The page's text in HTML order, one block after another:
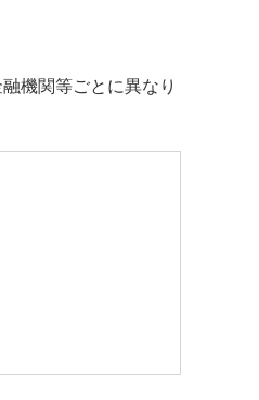
機関等ごとに異なり